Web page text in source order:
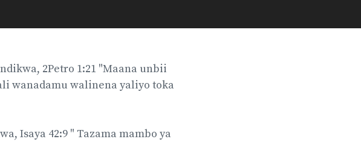
2Petro 1:21 "Maana unbii
wanadamu walinena yaliyo toka
Isaya 42:9 " Tazama mambo ya